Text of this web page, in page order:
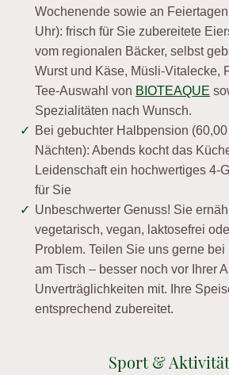
Wochenende sowie an
Uhr): frisch für Sie zubereitete
vom regionalen Bäcker, selbst
Wurst und Käse, Müsli-Vitalecke,
Tee-Auswahl von BIOTEAQUE
Spezialitäten nach Wunsch.
Bei gebuchter Halbpension (60,00
Nächten): Abends kocht das
Leidenschaft ein hochwertiges 4-
für Sie
Unbeschwerter Genuss! Sie
vegetarisch, vegan, laktosefrei
Problem. Teilen Sie uns gerne
am Tisch – besser noch vor Ihrer
Unverträglichkeiten mit. Ihre
entsprechend zubereitet.
Sport &